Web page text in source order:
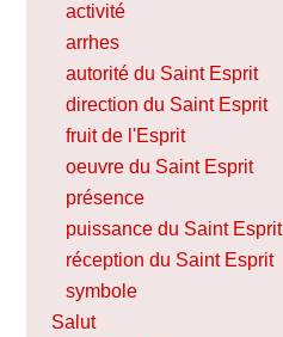
activité
arrhes
autorité du Saint Esprit
direction du Saint Esprit
fruit de l'Esprit
oeuvre du Saint Esprit
présence
puissance du Saint Esprit
réception du Saint Esprit
symbole
Salut